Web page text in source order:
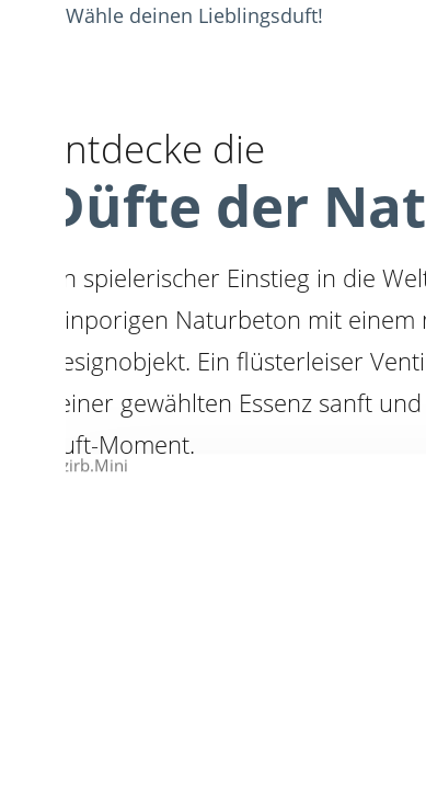
Wähle deinen Lieblingsduft!
Entdecke die
Düfte der
Ein spielerischer Einstieg in die
feinporigen Naturbeton mit
Designobjekt. Ein flüsterleiser
deiner gewählten Essenz sanft
Duft-Moment.